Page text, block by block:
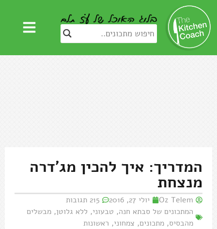
המדריך: איך להכין מג'דרה
מנצחת
Oz Telem יולי 27, 2016
215 תגובות
המתכונים של סבתא חנה, טבעוני, ללא גלוטן, מבשלים
מהבסיס, מתכונים, צמחוני, ראשונות